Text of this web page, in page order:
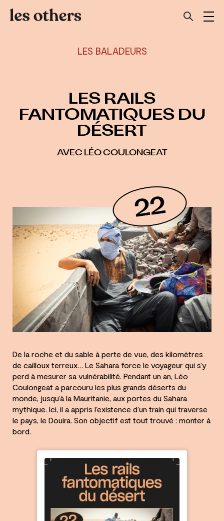
LES BALADEURS
LES RAILS
FANTOMATIQUES DU
DÉSERT
AVEC LÉO COULONGEAT
22
De la roche et du sable à perte de vue, des kilomètres
de cailloux terreux… Le Sahara force le voyageur qui s’y
perd à mesurer sa vulnérabilité. Pendant un an, Léo
Coulongeat a parcouru les plus grands déserts du
monde, jusqu’à la Mauritanie, aux portes du Sahara
mythique. Ici, il a appris l’existence d’un train qui traverse
le pays, le Douira. Son objectif est tout trouvé : monter à
bord.